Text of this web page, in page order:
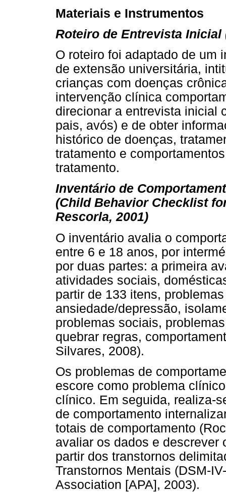
Materiais e Instrumentos
Roteiro de Entrevista Inicial
O roteiro foi adaptado de um
de extensão universitária,
crianças com doenças
intervenção clínica
direcionar a entrevista inicial
pais, avós) e de obter
histórico de doenças,
tratamento e
tratamento.
Inventário de
(Child Behavior Checklist
Rescorla, 2001)
O inventário avalia o
entre 6 e 18 anos, por
por duas partes: a primeira
atividades sociais,
partir de 133 itens,
ansiedade/depressão,
problemas sociais,
quebrar regras,
Silvares, 2008).
Os problemas de
escore como problema
clínico. Em seguida, realiza-
de comportamento
totais de comportamento
avaliar os dados e descrever
partir dos transtornos
Transtornos Mentais (DSM-
Association [APA], 2003).